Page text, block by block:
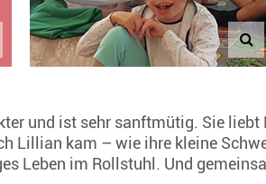
und ist sehr sanftmütig. Sie
Lillian kam – wie ihre kleine
Leben im Rollstuhl. Und